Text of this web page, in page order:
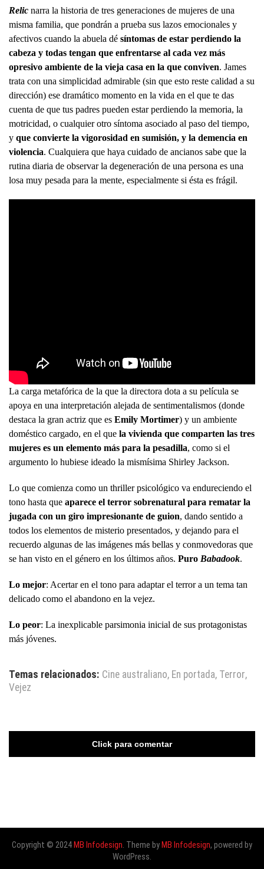
Relic narra la historia de tres generaciones de mujeres de una
misma familia, que pondrán a prueba sus lazos emocionales y
afectivos cuando la abuela dé síntomas de estar perdiendo la
cabeza y todas tengan que enfrentarse al cada vez más
opresivo ambiente de la vieja casa en la que conviven. James
trata con una simplicidad admirable (sin que esto reste calidad a su
dirección) ese dramático momento en la vida en el que te das
cuenta de que tus padres pueden estar perdiendo la memoria, la
motricidad, o cualquier otro síntoma asociado al paso del tiempo,
y que convierte la vigorosidad en sumisión, y la demencia en
violencia. Cualquiera que haya cuidado de ancianos sabe que la
rutina diaria de observar la degeneración de una persona es una
losa muy pesada para la mente, especialmente si ésta es frágil.
La carga metafórica de la que la directora dota a su película se
apoya en una interpretación alejada de sentimentalismos (donde
destaca la gran actriz que es Emily Mortimer) y un ambiente
doméstico cargado, en el que la vivienda que comparten las tres
mujeres es un elemento más para la pesadilla, como si el
argumento lo hubiese ideado la mismísima Shirley Jackson.
Lo que comienza como un thriller psicológico va endureciendo el
tono hasta que aparece el terror sobrenatural para rematar la
jugada con un giro impresionante de guion, dando sentido a
todos los elementos de misterio presentados, y dejando para el
recuerdo algunas de las imágenes más bellas y conmovedoras que
se han visto en el género en los últimos años. Puro Babadook.
Lo mejor: Acertar en el tono para adaptar el terror a un tema tan
delicado como el abandono en la vejez.
Lo peor: La inexplicable parsimonia inicial de sus protagonistas
más jóvenes.
Temas relacionados: Cine australiano, En portada, Terror,
Vejez
Click para comentar
Copyright © 2024 MB Infodesign. Theme by MB Infodesign, powered by
WordPress.